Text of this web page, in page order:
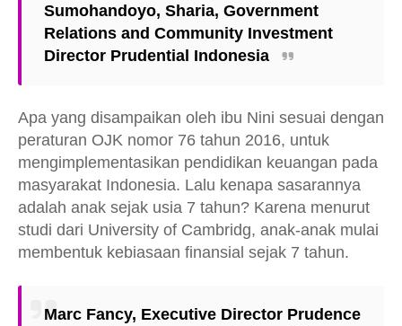
Sumohandoyo, Sharia, Government
Relations and Community Investment
Director Prudential Indonesia
Apa yang disampaikan oleh ibu Nini sesuai dengan
peraturan OJK nomor 76 tahun 2016, untuk
mengimplementasikan pendidikan keuangan pada
masyarakat Indonesia. Lalu kenapa sasarannya
adalah anak sejak usia 7 tahun? Karena menurut
studi dari University of Cambridg, anak-anak mulai
membentuk kebiasaan finansial sejak 7 tahun.
Marc Fancy, Executive Director Prudence